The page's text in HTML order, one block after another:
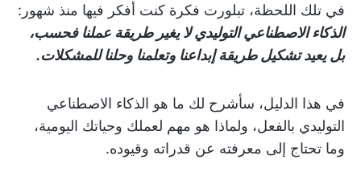
في تلك اللحظة، تبلورت فكرة كنت أفكر فيها منذ شهور:
الذكاء الاصطناعي التوليدي لا يغير طريقة عملنا فحسب،
بل يعيد تشكيل طريقة إبداعنا وتعلمنا وحلنا للمشكلات.
في هذا الدليل، سأشرح لك ما هو الذكاء الاصطناعي
التوليدي بالفعل، ولماذا هو مهم لعملك وحياتك اليومية،
وما تحتاج إلى معرفته عن قدراته وقيوده.